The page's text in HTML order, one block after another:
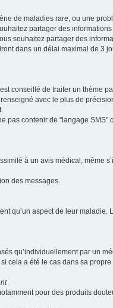
de maladies rare, ou une
partager des
souhaitez partager des
dans un délai maximal de 3
conseillé de traiter un thème
avec le plus de
contenir de "langage
à un avis médical, même
des messages.
qu’un aspect de leur
qu’individuellement par un
cela a été le cas dans sa
pour des produits